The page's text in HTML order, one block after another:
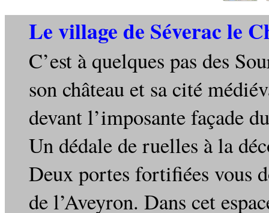
Le village de Séverac le
C’est à quelques pas des
son château et sa cité
devant l’imposante façade
Un dédale de ruelles à la
Deux portes fortifiées vous
de l’Aveyron. Dans cet